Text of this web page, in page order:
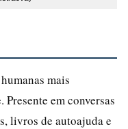
mais
em conversas
livros de autoajuda e